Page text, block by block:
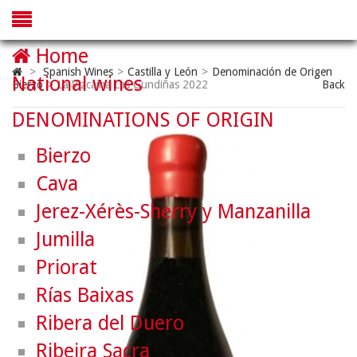
> Spanish Wines > Castilla y León > Denominación de Origen
Bierzo > La Vizcaína Las Gundiñas 2022 Back
Home
National wines
DENOMINATIONS OF ORIGIN
Bierzo
Cava
Jerez-Xérès-Sherry y Manzanilla
Jumilla
Priorat
Rías Baixas
Ribera del Duero
Ribeira Sacra